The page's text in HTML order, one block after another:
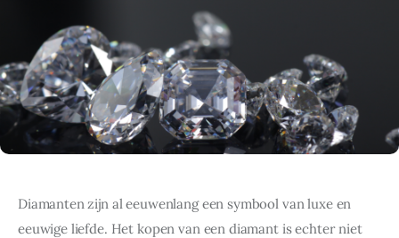
Onderhoud
Ringen
Diamanten zijn al eeuwenlang een symbool van luxe en
eeuwige liefde. Het kopen van een diamant is echter niet